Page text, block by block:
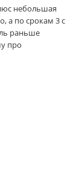
небольшая
а по срокам 3 с
раньше
про